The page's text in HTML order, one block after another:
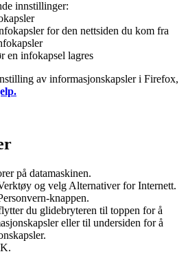
innstillinger:
for den nettsiden du kom fra
en infokapsel lagres
av informasjonskapsler i Firefox,
på datamaskinen.
og velg Alternativer for Internett.
knappen.
du glidebryteren til toppen for å
eller til undersiden for å